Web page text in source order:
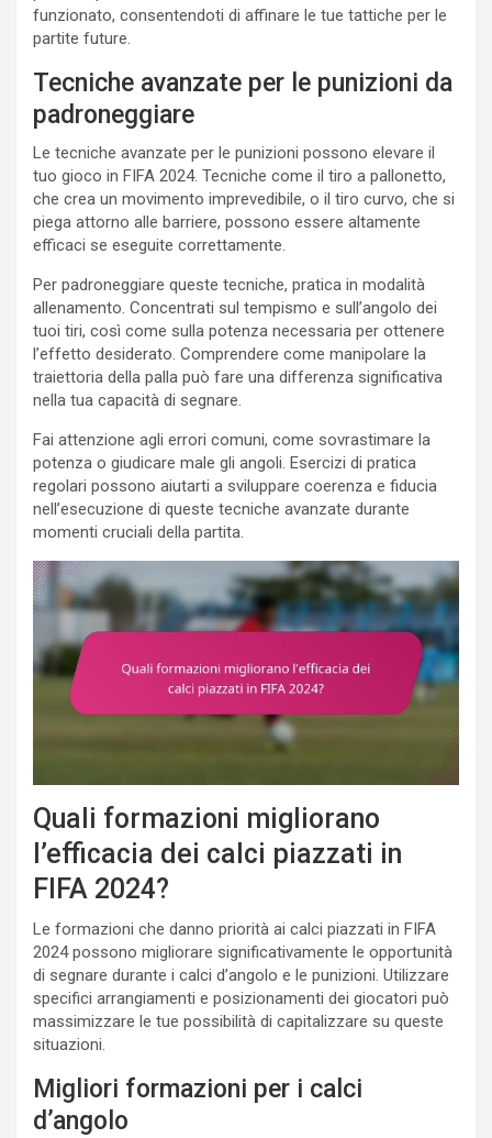
funzionato, consentendoti di affinare le tue tattiche per le
partite future.
Tecniche avanzate per le punizioni da
padroneggiare
Le tecniche avanzate per le punizioni possono elevare il
tuo gioco in FIFA 2024. Tecniche come il tiro a pallonetto,
che crea un movimento imprevedibile, o il tiro curvo, che si
piega attorno alle barriere, possono essere altamente
efficaci se eseguite correttamente.
Per padroneggiare queste tecniche, pratica in modalità
allenamento. Concentrati sul tempismo e sull’angolo dei
tuoi tiri, così come sulla potenza necessaria per ottenere
l’effetto desiderato. Comprendere come manipolare la
traiettoria della palla può fare una differenza significativa
nella tua capacità di segnare.
Fai attenzione agli errori comuni, come sovrastimare la
potenza o giudicare male gli angoli. Esercizi di pratica
regolari possono aiutarti a sviluppare coerenza e fiducia
nell’esecuzione di queste tecniche avanzate durante
momenti cruciali della partita.
Quali formazioni migliorano
l’efficacia dei calci piazzati in
FIFA 2024?
Le formazioni che danno priorità ai calci piazzati in FIFA
2024 possono migliorare significativamente le opportunità
di segnare durante i calci d’angolo e le punizioni. Utilizzare
specifici arrangiamenti e posizionamenti dei giocatori può
massimizzare le tue possibilità di capitalizzare su queste
situazioni.
Migliori formazioni per i calci
d’angolo